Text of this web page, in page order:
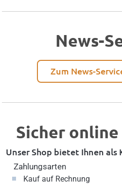
News-
Zum News-
Sicher
Unser Shop bietet Ihnen als
Zahlungsarten
Kauf auf Rechnung